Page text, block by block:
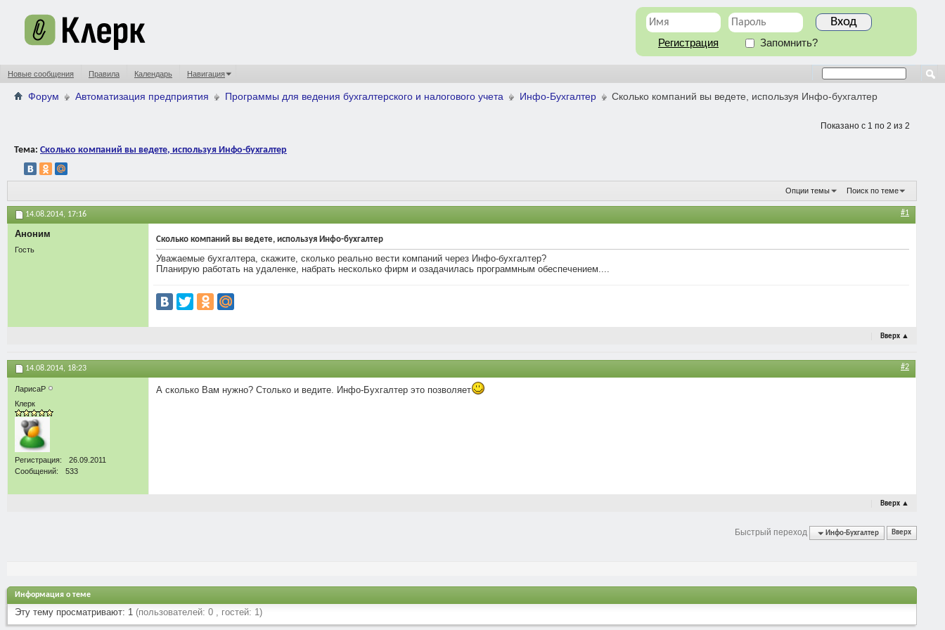
Регистрация Запомнить?
Новые сообщения Правила Календарь Навигация
Форум Автоматизация предприятия Программы для ведения бухгалтерского и налогового учета Инфо-Бухгалтер Сколько компаний вы ведете, используя Инфо-бухгалтер
Показано с 1 по 2 из 2
Тема: Сколько компаний вы ведете, используя Инфо-бухгалтер
Опции темы Поиск по теме
14.08.2014, 17:16 #1
Аноним
Гость
Сколько компаний вы ведете, используя Инфо-бухгалтер
Уважаемые бухгалтера, скажите, сколько реально вести компаний через Инфо-бухгалтер?
Планирую работать на удаленке, набрать несколько фирм и озадачилась программным обеспечением....
Вверх ▲
14.08.2014, 18:23 #2
ЛарисаР
Клерк
Регистрация
26.09.2011
Сообщений
533
А сколько Вам нужно? Столько и ведите. Инфо-Бухгалтер это позволяет
Вверх ▲
Быстрый переход Инфо-Бухгалтер Вверх
Информация о теме
Эту тему просматривают: 1 (пользователей: 0 , гостей: 1)